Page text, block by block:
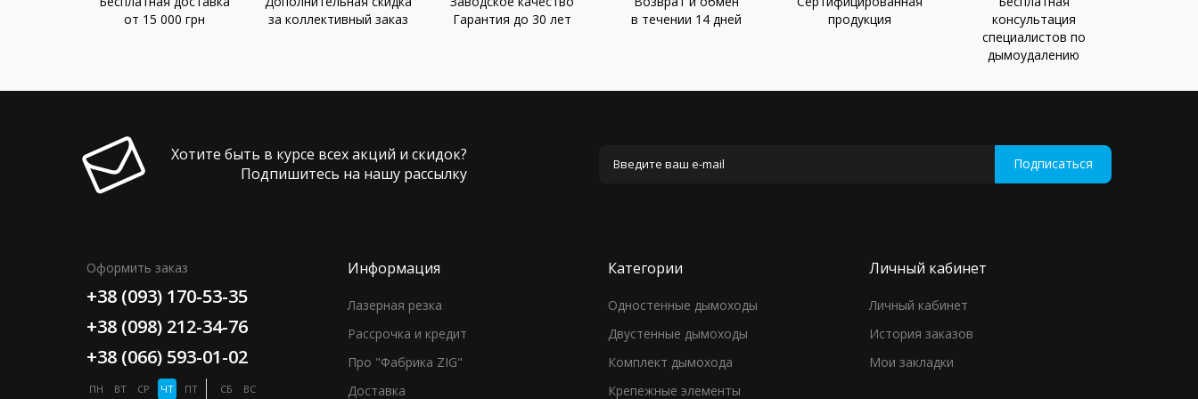
от 15 000 грн
за коллективный заказ
Гарантия до 30 лет
в течении 14 дней
продукция
консультация
специалистов по
дымоудалению
Хотите быть в курсе всех акций и скидок?
Подпишитесь на нашу рассылку
Подписаться
Оформить заказ
+38 (093) 170-53-35
+38 (098) 212-34-76
+38 (066) 593-01-02
ПН ВТ СР ЧТ ПТ СБ ВС
Информация
Лазерная резка
Рассрочка и кредит
Про "Фабрика ZIG"
Доставка
Категории
Одностенные дымоходы
Двустенные дымоходы
Комплект дымохода
Крепежные элементы
Личный кабинет
Личный кабинет
История заказов
Мои закладки